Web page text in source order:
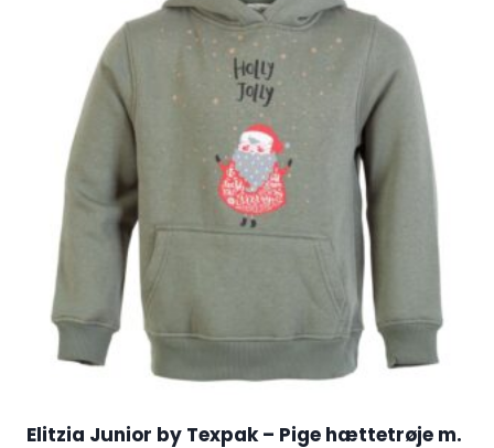
Elitzia Junior by Texpak – Pige hættetrøje m.